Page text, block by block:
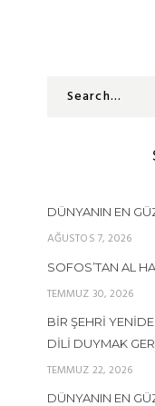
DÜNYANIN EN
AĞUSTOS 7, 2026
SOFOS’TAN AL
TEMMUZ 30, 2026
BIR ŞEHRI
DILI DUYMAK
TEMMUZ 22, 2026
DÜNYANIN EN